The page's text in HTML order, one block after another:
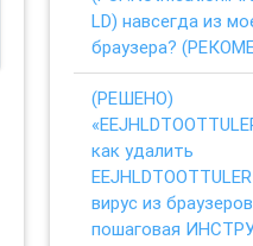
LD) навсегда из
браузера?
(РЕШЕНО)
как удалить
вирус из
пошаговая